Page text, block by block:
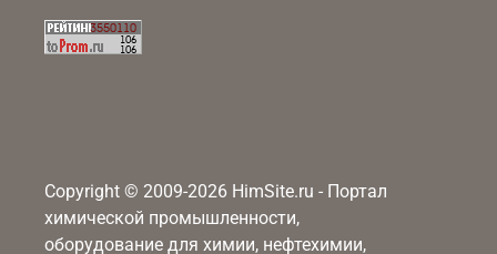
Copyright © 2009-2026 HimSite.ru - Портал
химической промышленности,
оборудование для химии, нефтехимии,